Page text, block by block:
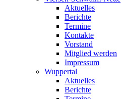
Aktuelles
Berichte
Termine
Kontakte
Vorstand
Mitglied werden
Impressum
Wuppertal
Aktuelles
Berichte